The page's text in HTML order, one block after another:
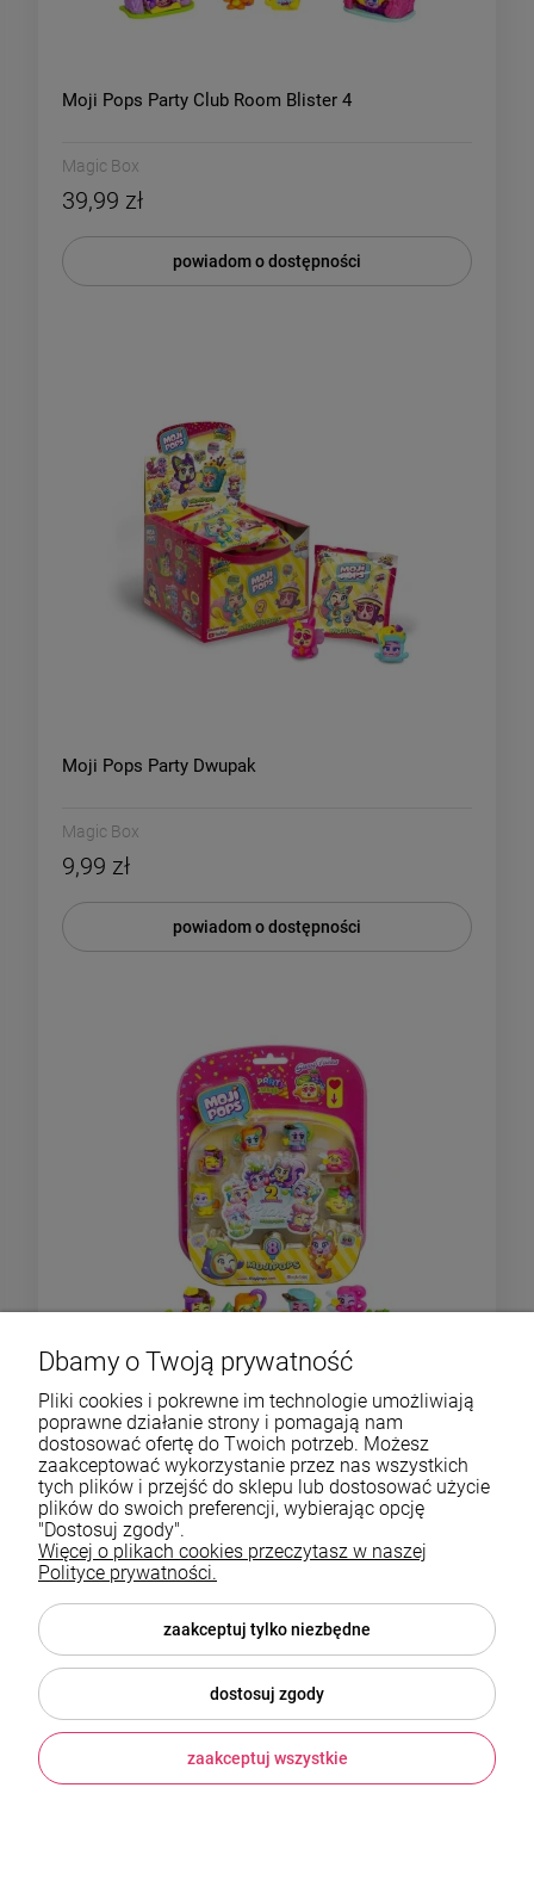
Moji Pops Party Club Room Blister 4
Magic Box
39,99 zł
powiadom o dostępności
Moji Pops Party Dwupak
Magic Box
9,99 zł
powiadom o dostępności
Moji Pops Party Pearl Surprise Perłowa
Niespodzianka zestaw 8 figurek
Magic Box
59,99 zł
Dbamy o Twoją prywatność
Pliki cookies i pokrewne im technologie umożliwiają
poprawne działanie strony i pomagają nam
dostosować ofertę do Twoich potrzeb. Możesz
zaakceptować wykorzystanie przez nas wszystkich
tych plików i przejść do sklepu lub dostosować użycie
plików do swoich preferencji, wybierając opcję
"Dostosuj zgody".
Więcej o plikach cookies przeczytasz w naszej
Polityce prywatności.
zaakceptuj tylko niezbędne
dostosuj zgody
zaakceptuj wszystkie